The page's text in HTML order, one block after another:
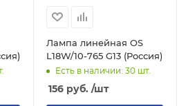
Лампа линейная OS
L18W/10-765 G13 (Россия)
Есть в наличии: 30шт.
156руб. /шт